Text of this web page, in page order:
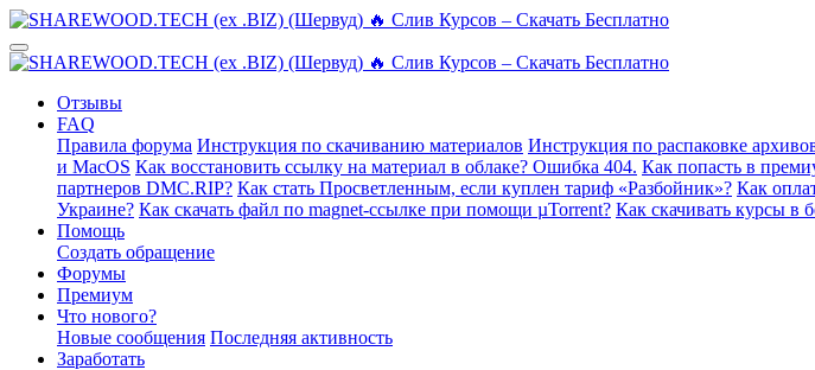
Отзывы
FAQ
Правила форума Инструкция по скачиванию материалов Инструкция по распаковке
и MacOS Как восстановить ссылку на материал в облаке? Ошибка 404. Как попасть в
партнеров DMC.RIP? Как стать Просветленным, если куплен тариф «Разбойник»? Как
Украине? Как скачать файл по magnet-ссылке при помощи µTorrent? Как скачивать курсы в
Помощь
Создать обращение
Форумы
Премиум
Что нового?
Новые сообщения Последняя активность
Заработать